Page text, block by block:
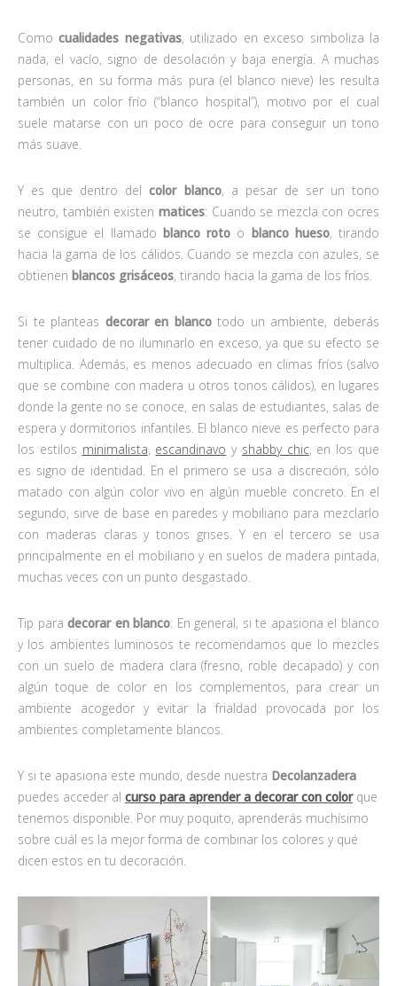
Comocualidades negativas, utilizado en exceso simboliza la
nada, el vacío, signo de desolación y baja energía. A muchas
personas, en su forma más pura (el blanco nieve) les resulta
también un color frío (“blanco hospital”), motivo por el cual
suele matarse con un poco de ocre para conseguir un tono
más suave.
Y es que dentro delcolor blanco, a pesar de ser un tono
neutro, también existen matices: Cuando se mezcla con ocres
se consigue el llamado blanco roto o blanco hueso, tirando
hacia la gama de los cálidos. Cuando se mezcla con azules, se
obtienen blancos grisáceos, tirando hacia la gama de los fríos.
Si te planteas decorar en blancotodo un ambiente, deberás
tener cuidado de no iluminarlo en exceso, ya que su efecto se
multiplica. Además, es menos adecuado en climas fríos (salvo
que se combine con madera u otros tonos cálidos), en lugares
donde la gente no se conoce, en salas de estudiantes, salas de
espera y dormitorios infantiles. El blanco nieve es perfecto para
los estilos minimalista, escandinavo y shabby chic, en los que
es signo de identidad. En el primero se usa a discreción, sólo
matado con algún color vivo en algún mueble concreto. En el
segundo, sirve de base en paredes y mobiliario para mezclarlo
con maderas claras y tonos grises. Y en el tercero se usa
principalmente en el mobiliario y en suelos de madera pintada,
muchas veces con un punto desgastado.
Tip paradecorar en blanco: En general, si te apasiona el blanco
y los ambientes luminosos te recomendamos que lo mezcles
con un suelo de madera clara (fresno, roble decapado) y con
algún toque de color en los complementos, para crear un
ambiente acogedor y evitar la frialdad provocada por los
ambientes completamente blancos.
Y si te apasiona este mundo, desde nuestra Decolanzadera
puedes acceder al curso para aprender a decorar con colorque
tenemos disponible. Por muy poquito, aprenderás muchísimo
sobre cuál es la mejor forma de combinar los colores y qué
dicen estos en tu decoración.